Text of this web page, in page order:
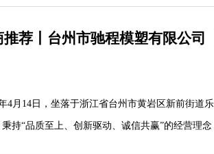
荐丨台州市驰程模塑有限公司
4月14日，坐落于浙江省台州市黄岩区新前街道
持“品质至上、创新驱动、诚信共赢”的经营理